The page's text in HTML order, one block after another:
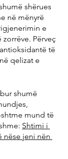
shërues
në mënyrë
e
Përveç
të
qelizat e
shumë
mund të
Shtimi i
nëse jeni nën